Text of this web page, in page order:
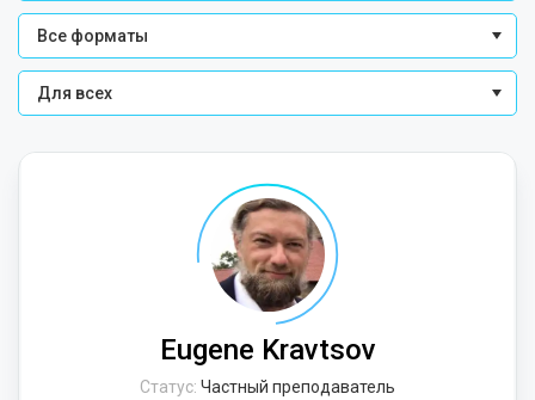
Все форматы
Для всех
Eugene Kravtsov
Статус: Частный преподаватель